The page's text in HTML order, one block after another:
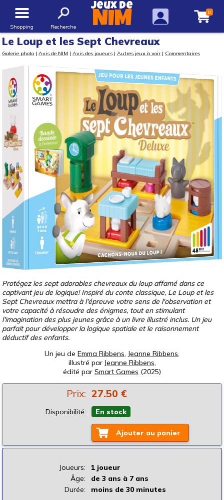
Shopping Recherche
Jeux de
NIM 0
Le Loup et les Sept Chevreaux
Galerie photo | Avis de NIM | Avis des joueurs | Autres jeux à voir | Commentaires
Protégez les sept adorables chevreaux du loup affamé dans ce
captivant jeu de logique! Inspiré du conte classique, Le Loup et les
Sept Chevreaux mettra à l'épreuve votre sens de l'observation et
votre capacité à résoudre des énigmes, tout en stimulant
l'imagination des plus jeunes grâce à un livre illustré inclus. Un jeu
parfait pour développer la logique spatiale et le raisonnement
déductif des enfants.
Un jeu de Emma Ribbens, Jeanne Ribbens,
illustré par Jeanne Ribbens,
édité par Smart Games (2025)
Prix: 27.50 €
Disponibilité: En stock
Ajouter au panier
Joueurs:
1 joueur
Âge:
de 3 ans à 7 ans
Durée:
moins de 30 minutes